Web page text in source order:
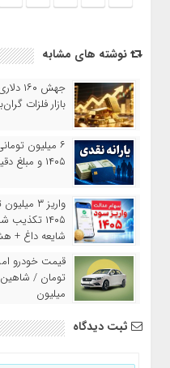
نوشته های مشابه
جهش
بازار فلزات
۶ میلیون
۱۴۰۵ و مبلغ دقیق مستمری مددجویان اعلام شد
واریز ۳
۱۴۰۵
شایعه داغ +
میلیون
ثبت دیدگاه